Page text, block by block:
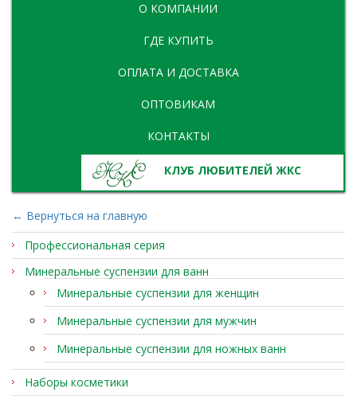
О КОМПАНИИ
ГДЕ КУПИТЬ
ОПЛАТА И ДОСТАВКА
ОПТОВИКАМ
КОНТАКТЫ
КЛУБ ЛЮБИТЕЛЕЙ ЖКС
← Вернуться на главную
Профессиональная серия
Минеральные суспензии для ванн
Минеральные суспензии для женщин
Минеральные суспензии для мужчин
Минеральные суспензии для ножных ванн
Наборы косметики